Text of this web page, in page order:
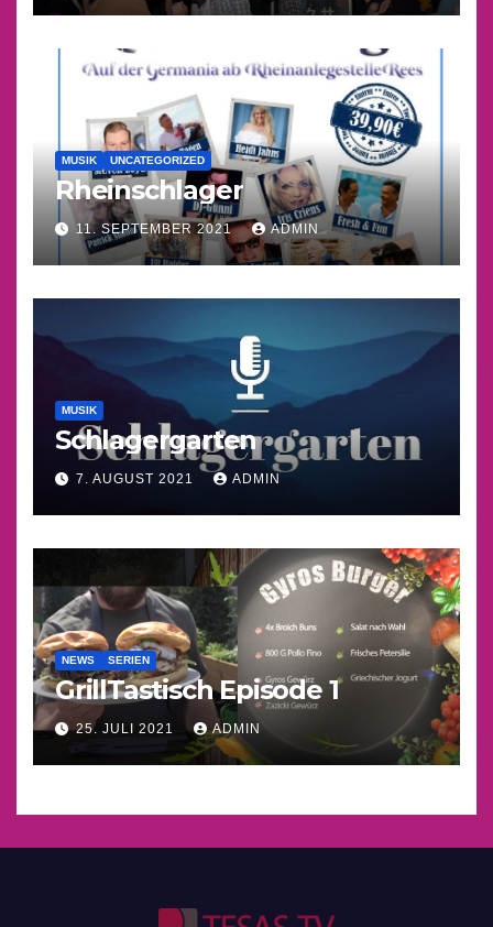
MUSIK UNCATEGORIZED
Rheinschlager
11. SEPTEMBER 2021 ADMIN
MUSIK
Schlagergarten
7. AUGUST 2021 ADMIN
NEWS SERIEN
GrillTastisch Episode 1
25. JULI 2021 ADMIN